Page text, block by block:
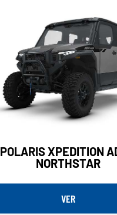
POLARIS XPEDITION
NORTHSTAR
VER